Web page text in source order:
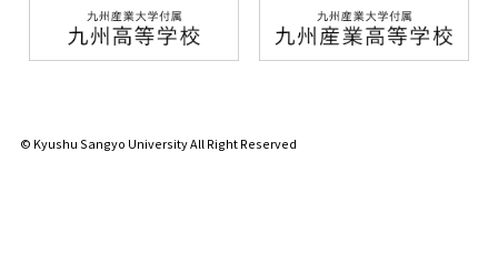
© Kyushu Sangyo University All Right Reserved